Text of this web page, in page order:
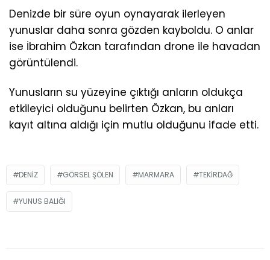
Denizde bir süre oyun oynayarak ilerleyen
yunuslar daha sonra gözden kayboldu. O anlar
ise İbrahim Özkan tarafından drone ile havadan
görüntülendi.
Yunusların su yüzeyine çıktığı anların oldukça
etkileyici olduğunu belirten Özkan, bu anları
kayıt altına aldığı için mutlu olduğunu ifade etti.
DENIZ GÖRSEL ŞÖLEN MARMARA TEKIRDAĞ
YUNUS BALIĞI